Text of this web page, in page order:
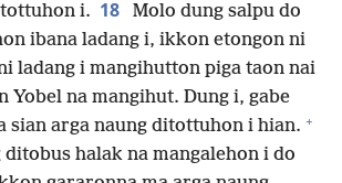
i. 18
Molo dung salpu do
ibana ladang i, ikkon etongon ni
ladang i mangihutton piga taon nai
Yobel na mangihut. Dung i, gabe
sian arga naung ditottuhon i hian. +
ditobus halak na mangalehon i do